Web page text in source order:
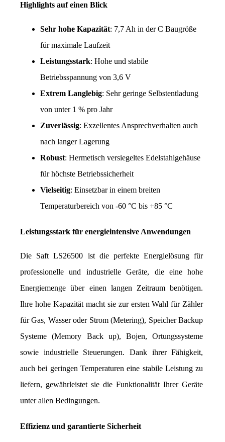
Highlights auf einen Blick
Sehr hohe Kapazität: 7,7 Ah in der C Baugröße
für maximale Laufzeit
Leistungsstark: Hohe und stabile
Betriebsspannung von 3,6 V
Extrem Langlebig: Sehr geringe Selbstentladung
von unter 1 % pro Jahr
Zuverlässig: Exzellentes Ansprechverhalten auch
nach langer Lagerung
Robust: Hermetisch versiegeltes Edelstahlgehäuse
für höchste Betriebssicherheit
Vielseitig: Einsetzbar in einem breiten
Temperaturbereich von -60 °C bis +85 °C
Leistungsstark für energieintensive Anwendungen
Die Saft LS26500 ist die perfekte Energielösung für
professionelle und industrielle Geräte, die eine hohe
Energiemenge über einen langen Zeitraum benötigen.
Ihre hohe Kapazität macht sie zur ersten Wahl für Zähler
für Gas, Wasser oder Strom (Metering), Speicher Backup
Systeme (Memory Back up), Bojen, Ortungssysteme
sowie industrielle Steuerungen. Dank ihrer Fähigkeit,
auch bei geringen Temperaturen eine stabile Leistung zu
liefern, gewährleistet sie die Funktionalität Ihrer Geräte
unter allen Bedingungen.
Effizienz und garantierte Sicherheit